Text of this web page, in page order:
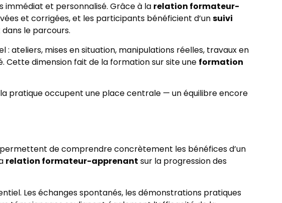
immédiat et personnalisé. Grâce à la relation formateur-
et corrigées, et les participants bénéficient d’unsuivi
le parcours.
ateliers, mises en situation, manipulations réelles, travaux en
Cette dimension fait de la formation sur site une formation
pratique occupent une place centrale — un équilibre encore
de comprendre concrètement les bénéfices d’un
relation formateur-apprenant sur la progression des
Les échanges spontanés, les démonstrations pratiques